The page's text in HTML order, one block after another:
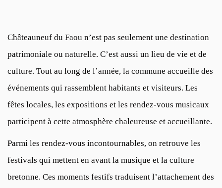
Châteauneuf du Faou n’est pas seulement une destination
patrimoniale ou naturelle. C’est aussi un lieu de vie et de
culture. Tout au long de l’année, la commune accueille des
événements qui rassemblent habitants et visiteurs. Les
fêtes locales, les expositions et les rendez-vous musicaux
participent à cette atmosphère chaleureuse et accueillante.
Parmi les rendez-vous incontournables, on retrouve les
festivals qui mettent en avant la musique et la culture
bretonne. Ces moments festifs traduisent l’attachement des